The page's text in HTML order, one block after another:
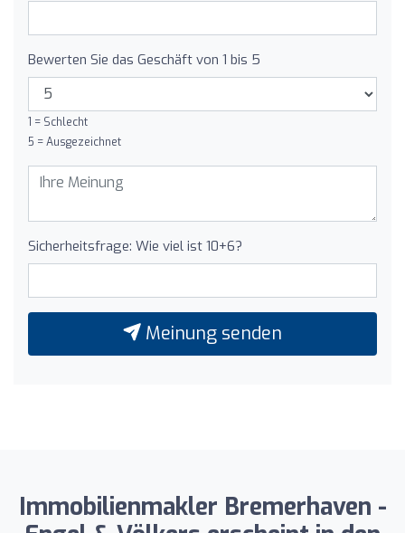
Bewerten Sie das Geschäft von 1 bis 5
1 = Schlecht
5 = Ausgezeichnet
Sicherheitsfrage: Wie viel ist 10+6?
Meinung senden
Immobilienmakler Bremerhaven -